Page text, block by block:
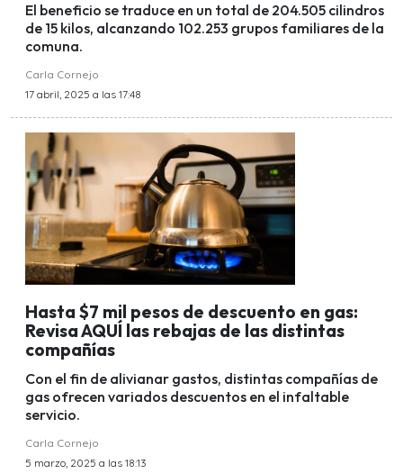
El beneficio se traduce en un total de 204.505 cilindros
de 15 kilos, alcanzando 102.253 grupos familiares de la
comuna.
Carla Cornejo
17 abril, 2025 a las 17:48
Hasta $7 mil pesos de descuento en gas:
Revisa AQUÍ las rebajas de las distintas
compañías
Con el fin de alivianar gastos, distintas compañías de
gas ofrecen variados descuentos en el infaltable
servicio.
Carla Cornejo
5 marzo, 2025 a las 18:13